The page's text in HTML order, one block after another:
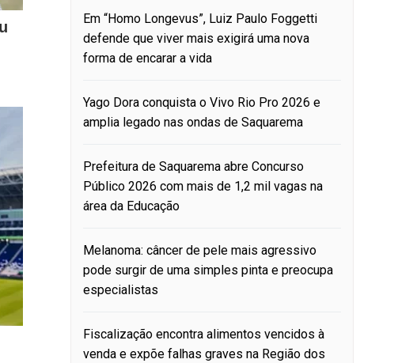
Em “Homo Longevus”, Luiz Paulo Foggetti
defende que viver mais exigirá uma nova
forma de encarar a vida
Yago Dora conquista o Vivo Rio Pro 2026 e
amplia legado nas ondas de Saquarema
Prefeitura de Saquarema abre Concurso
Público 2026 com mais de 1,2 mil vagas na
área da Educação
Melanoma: câncer de pele mais agressivo
pode surgir de uma simples pinta e preocupa
especialistas
Fiscalização encontra alimentos vencidos à
venda e expõe falhas graves na Região dos